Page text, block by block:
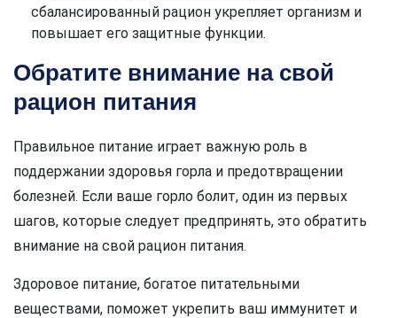
сбалансированный рацион укрепляет организм и
повышает его защитные функции.
Обратите внимание на свой
рацион питания
Правильное питание играет важную роль в
поддержании здоровья горла и предотвращении
болезней. Если ваше горло болит, один из первых
шагов, которые следует предпринять, это обратить
внимание на свой рацион питания.
Здоровое питание, богатое питательными
веществами, поможет укрепить ваш иммунитет и